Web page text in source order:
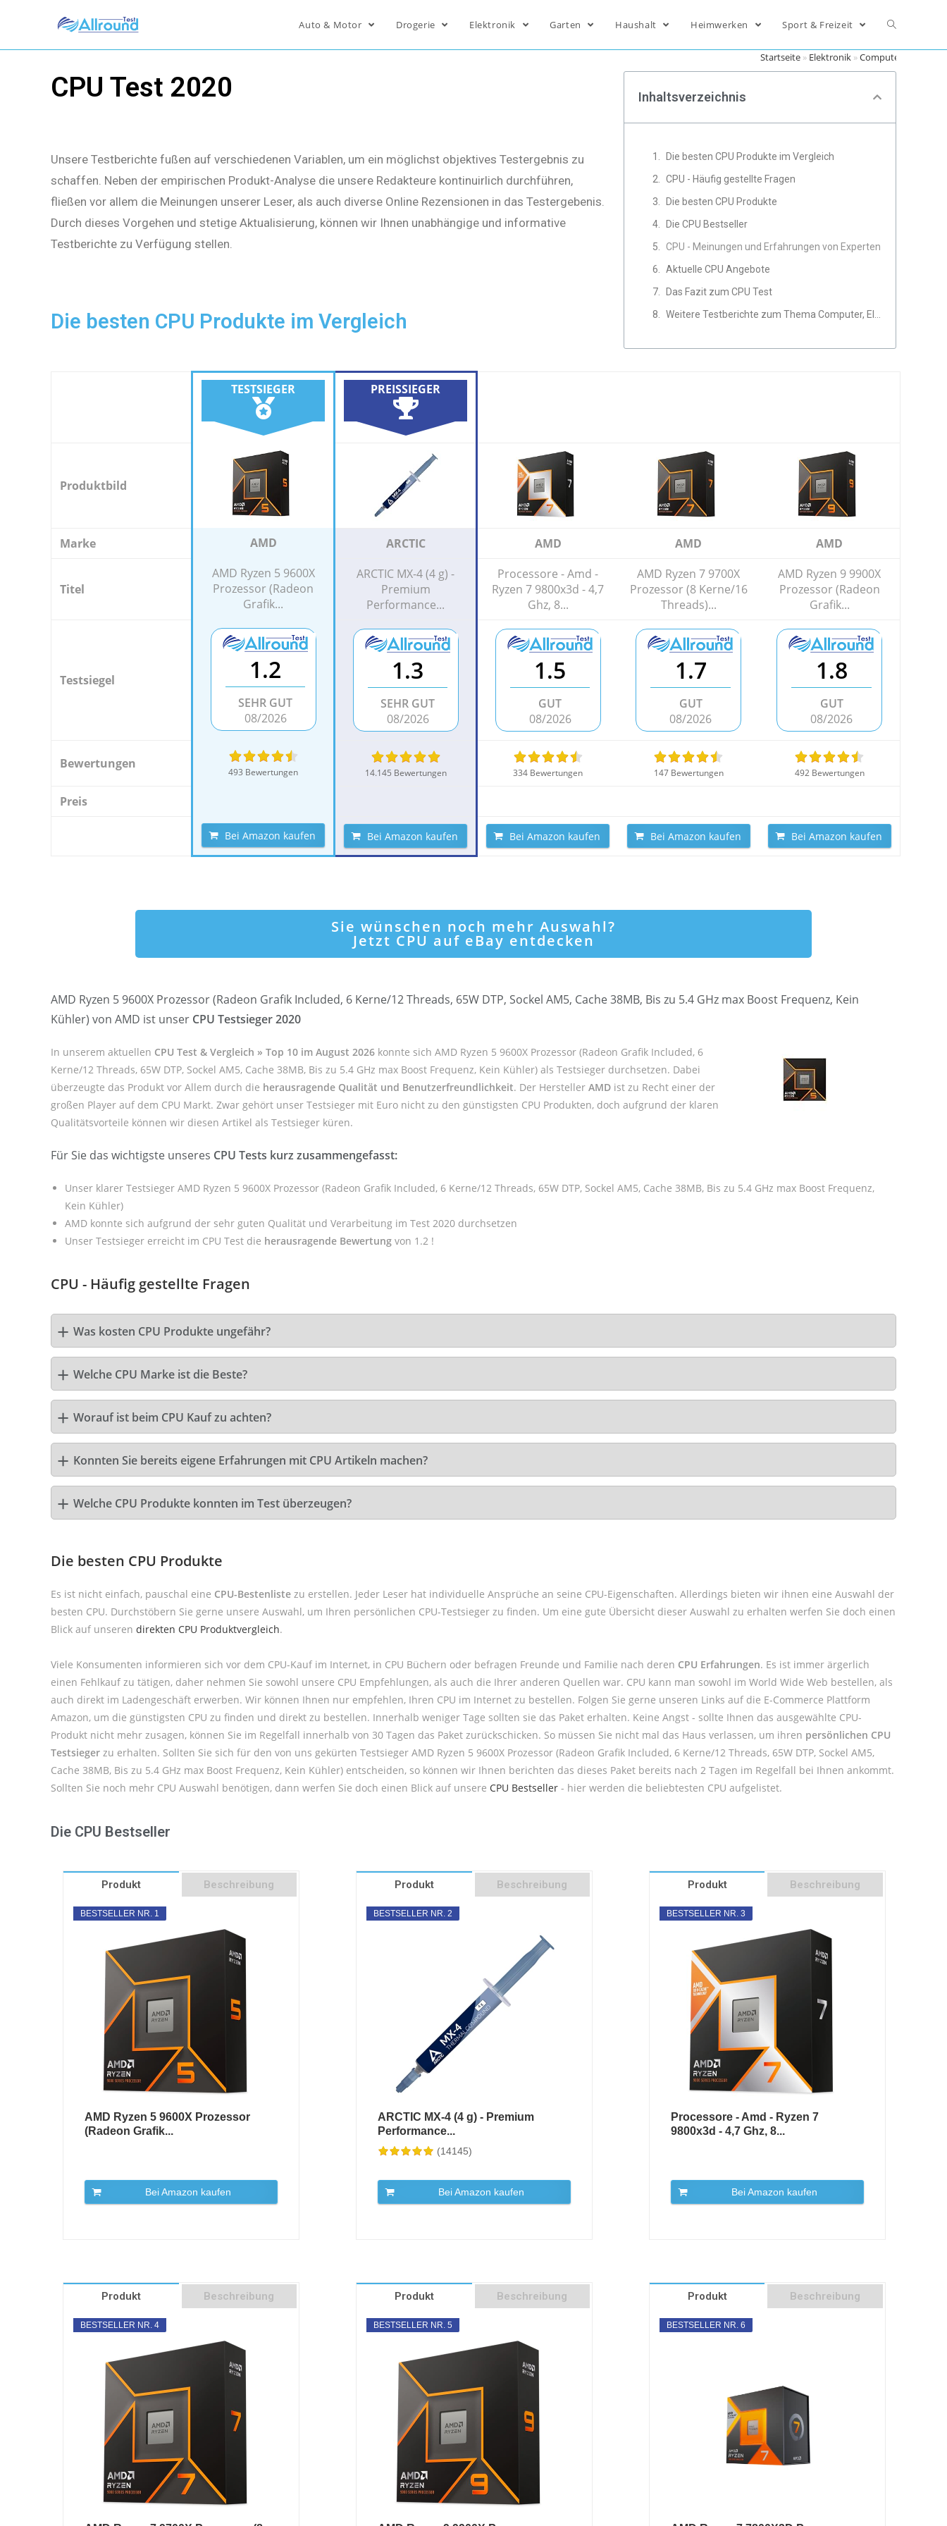
Auto & Motor Drogerie Elektronik Garten Haushalt Heimwerken Sport & Freizeit
CPU Test 2020
Unsere Testberichte fußen auf verschiedenen Variablen, um ein möglichst objektives Testergebnis zu
schaffen. Neben der empirischen Produkt-Analyse die unsere Redakteure kontinuirlich durchführen,
fließen vor allem die Meinungen unserer Leser, als auch diverse Online Rezensionen in das Testergebenis.
Durch dieses Vorgehen und stetige Aktualisierung, können wir Ihnen unabhängige und informative
Testberichte zu Verfügung stellen.
Die besten CPU Produkte im Vergleich
Startseite» Elektronik»Computer
Inhaltsverzeichnis
Die besten CPU Produkte im Vergleich
CPU - Häufig gestellte Fragen
Die besten CPU Produkte
Die CPU Bestseller
CPU - Meinungen und Erfahrungen von Experten
Aktuelle CPU Angebote
Das Fazit zum CPU Test
TESTSIEGER PREISSIEGER
Produktbild
Marke AMD ARCTIC AMD AMD AMD
Titel
AMD Ryzen 5 9600X
Prozessor (Radeon
Grafik...
ARCTIC MX-4 (4 g) -
Premium
Performance...
Processore - Amd -
Ryzen 7 9800x3d - 4,7
Ghz, 8...
AMD Ryzen 7 9700X
Prozessor (8 Kerne/16
Threads)...
AMD Ryzen 9 9900X
Prozessor (Radeon
Grafik...
Testsiegel 1.2
SEHR GUT
08/2026
1.3
SEHR GUT
08/2026
1.5
GUT
08/2026
1.7
GUT
08/2026
1.8
GUT
08/2026
Bewertungen
493 Bewertungen 14.145 Bewertungen 334 Bewertungen 147 Bewertungen 492 Bewertungen
Preis
Bei Amazon kaufen Bei Amazon kaufen Bei Amazon kaufen Bei Amazon kaufen Bei Amazon kaufen
Sie wünschen noch mehr Auswahl?
Jetzt CPU auf eBay entdecken
AMD Ryzen 5 9600X Prozessor (Radeon Grafik Included, 6 Kerne/12 Threads, 65W DTP, Sockel AM5, Cache 38MB, Bis zu 5.4 GHz max Boost Frequenz, Kein
Kühler) von AMD ist unser CPU Testsieger 2020
In unserem aktuellen CPU Test & Vergleich » Top 10 im August 2026 konnte sich AMD Ryzen 5 9600X Prozessor (Radeon Grafik Included, 6
Kerne/12 Threads, 65W DTP, Sockel AM5, Cache 38MB, Bis zu 5.4 GHz max Boost Frequenz, Kein Kühler) als Testsieger durchsetzen. Dabei
überzeugte das Produkt vor Allem durch die herausragende Qualität und Benutzerfreundlichkeit. Der Hersteller AMD ist zu Recht einer der
großen Player auf dem CPU Markt. Zwar gehört unser Testsieger mit Euro nicht zu den günstigsten CPU Produkten, doch aufgrund der klaren
Qualitätsvorteile können wir diesen Artikel als Testsieger küren.
Für Sie das wichtigste unseres CPU Tests kurz zusammengefasst:
Unser klarer Testsieger AMD Ryzen 5 9600X Prozessor (Radeon Grafik Included, 6 Kerne/12 Threads, 65W DTP, Sockel AM5, Cache 38MB, Bis zu 5.4 GHz max Boost Frequenz,
Kein Kühler)
AMD konnte sich aufgrund der sehr guten Qualität und Verarbeitung im Test 2020 durchsetzen
Unser Testsieger erreicht im CPU Test die herausragende Bewertung von 1.2 !
CPU - Häufig gestellte Fragen
Was kosten CPU Produkte ungefähr?
Welche CPU Marke ist die Beste?
Worauf ist beim CPU Kauf zu achten?
Konnten Sie bereits eigene Erfahrungen mit CPU Artikeln machen?
Welche CPU Produkte konnten im Test überzeugen?
Die besten CPU Produkte
Es ist nicht einfach, pauschal eine CPU-Bestenliste zu erstellen. Jeder Leser hat individuelle Ansprüche an seine CPU-Eigenschaften. Allerdings bieten wir ihnen eine Auswahl der
besten CPU. Durchstöbern Sie gerne unsere Auswahl, um Ihren persönlichen CPU-Testsieger zu finden. Um eine gute Übersicht dieser Auswahl zu erhalten werfen Sie doch einen
Blick auf unseren direkten CPU Produktvergleich.
Viele Konsumenten informieren sich vor dem CPU-Kauf im Internet, in CPU Büchern oder befragen Freunde und Familie nach deren CPU Erfahrungen. Es ist immer ärgerlich
einen Fehlkauf zu tätigen, daher nehmen Sie sowohl unsere CPU Empfehlungen, als auch die Ihrer anderen Quellen war. CPU kann man sowohl im World Wide Web bestellen, als
auch direkt im Ladengeschäft erwerben. Wir können Ihnen nur empfehlen, Ihren CPU im Internet zu bestellen. Folgen Sie gerne unseren Links auf die E-Commerce Plattform
Amazon, um die günstigsten CPU zu finden und direkt zu bestellen. Innerhalb weniger Tage sollten sie das Paket erhalten. Keine Angst - sollte Ihnen das ausgewählte CPU-
Produkt nicht mehr zusagen, können Sie im Regelfall innerhalb von 30 Tagen das Paket zurückschicken. So müssen Sie nicht mal das Haus verlassen, um ihren persönlichen CPU
Testsieger zu erhalten. Sollten Sie sich für den von uns gekürten Testsieger AMD Ryzen 5 9600X Prozessor (Radeon Grafik Included, 6 Kerne/12 Threads, 65W DTP, Sockel AM5,
Cache 38MB, Bis zu 5.4 GHz max Boost Frequenz, Kein Kühler) entscheiden, so können wir Ihnen berichten das dieses Paket bereits nach 2 Tagen im Regelfall bei Ihnen ankommt.
Sollten Sie noch mehr CPU Auswahl benötigen, dann werfen Sie doch einen Blick auf unsere CPU Bestseller - hier werden die beliebtesten CPU aufgelistet.
Die CPU Bestseller
Produkt Beschreibung
BESTSELLER NR. 1
AMD Ryzen 5 9600X Prozessor
(Radeon Grafik...
Bei Amazon kaufen
Produkt Beschreibung
BESTSELLER NR. 2
ARCTIC MX-4 (4 g) - Premium
Performance...
(14145)
Bei Amazon kaufen
Produkt Beschreibung
BESTSELLER NR. 3
Processore - Amd - Ryzen 7
9800x3d - 4,7 Ghz, 8...
Bei Amazon kaufen
Produkt Beschreibung
BESTSELLER NR. 4
Produkt Beschreibung
BESTSELLER NR. 5
Produkt Beschreibung
BESTSELLER NR. 6